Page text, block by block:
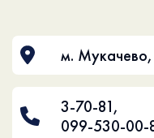
м. Мукачево,
3-70-81,
099-530-00-